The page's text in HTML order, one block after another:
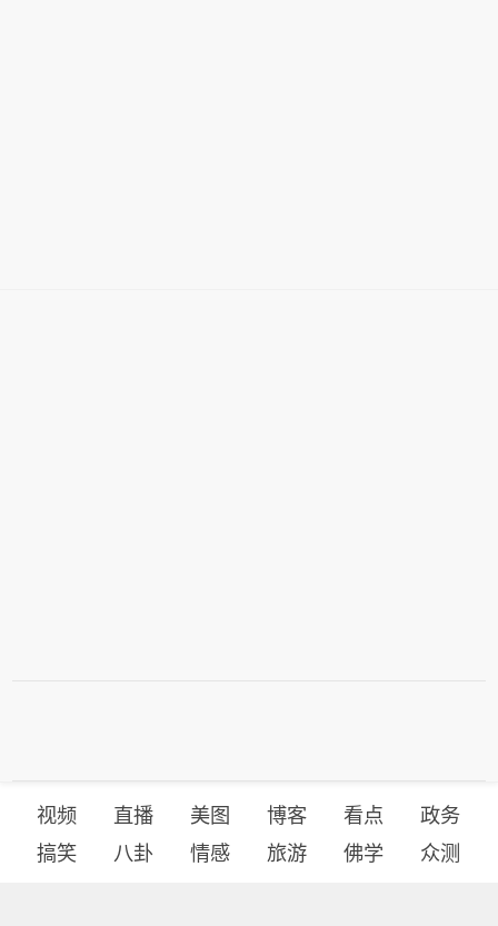
视频 直播 美图 博客 看点
政务
搞笑
八卦 情感 旅游 佛学 众测